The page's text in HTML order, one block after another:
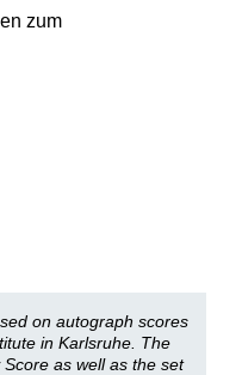
zum
on autograph scores
in Karlsruhe. The
as well as the set